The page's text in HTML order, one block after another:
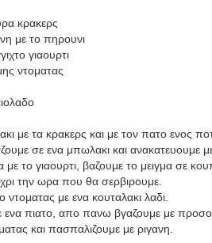
κρακερς
με το πηρουνι
γιαουρτι
ντοματας
με τα κρακερς και με τον πατο ενος
σε ενα μπωλακι και ανακατευουμε
με το γιαουρτι, βαζουμε το μειγμα σε
την ωρα που θα σερβιρουμε.
με ενα κουταλακι λαδι.
ενα πιατο, απο πανω βγαζουμε με
και πασπαλιζουμε με ριγανη.